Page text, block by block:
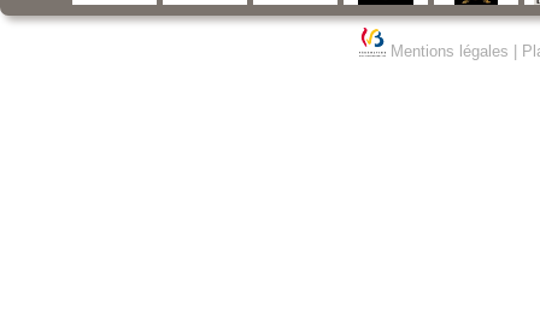
Mentions légales